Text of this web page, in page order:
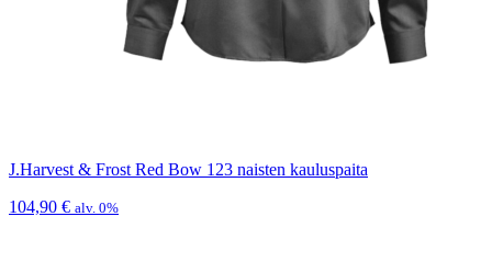
J.Harvest & Frost Red Bow 123 naisten kauluspaita
104,90 € alv. 0%